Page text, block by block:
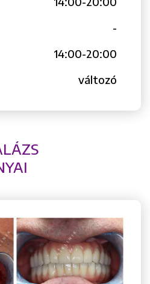
7250
+36 1 222 9150
-
14:00-20:00
változó